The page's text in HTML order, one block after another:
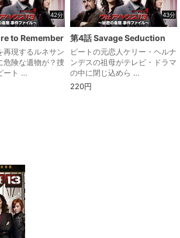
42分
to Remember
再現するルネサン
危険な遺物が？捜
ート …
43分
第4話 Savage Seduction
ピートの元恋人ケリー・ヘルナ
ンデスの祖母がテレビ・ドラマ
の中に閉じ込めら …
220円